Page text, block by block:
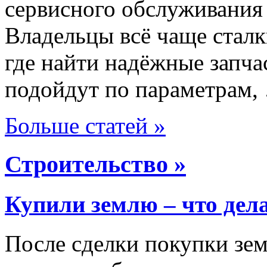
сервисного
Владельцы всё чаще
где найти надёжные
подойдут по
Больше статей »
Строительство »
Купили землю – что
После сделки покупки